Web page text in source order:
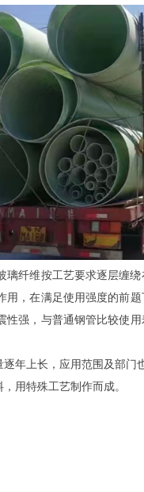
纤维按工艺要求逐层缠
，在满足使用强度的前
强，与普通钢管比较使
年上长，应用范围及部门
用特殊工艺制作而成。